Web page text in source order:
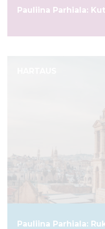
Pauliina Parhiala:
Pauliina Parhiala: